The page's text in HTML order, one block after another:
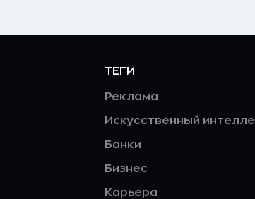
ТЕГИ
Реклама
Искусственный
Банки
Бизнес
Карьера